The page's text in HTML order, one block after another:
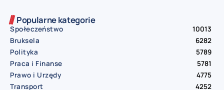
Popularne kategorie
Społeczeństwo
10013
Bruksela
6282
Polityka
5789
Praca i Finanse
5781
Prawo i Urzędy
4775
Transport
4252